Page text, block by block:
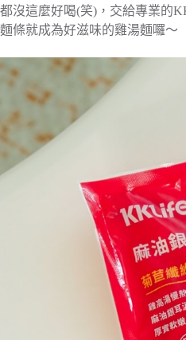
都沒這麼好喝(笑)，交給專業的
麵條就成為好滋味的雞湯麵囉～